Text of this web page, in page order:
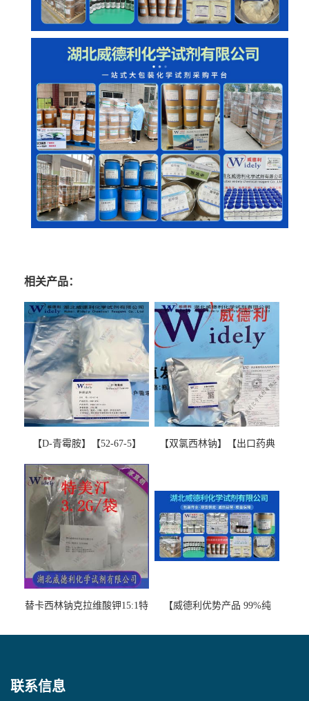
相关产品：
【D-青霉胺】【52-67-5】
图谱检测方法现货供应咨询
张军52-67-5
【双氯西林钠】【出口药典
替卡西林钠克拉维酸钾15:1特
【威德利优势产品 99%纯
联系信息